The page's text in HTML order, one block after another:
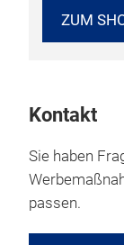
ZUM
Kontakt
Sie haben
passen.